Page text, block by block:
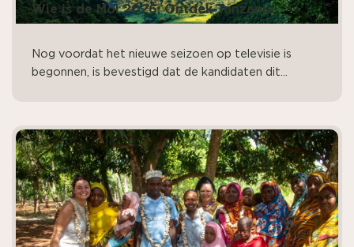
Wie is de Mol 2026: Ontdek Tanzania
Nog voordat het nieuwe seizoen op televisie is
begonnen, is bevestigd dat de kandidaten dit...